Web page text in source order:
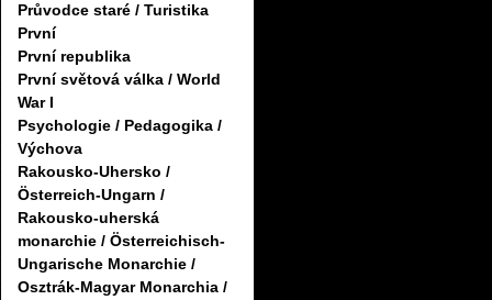
Průvodce staré / Turistika
První
První republika
První světová válka / World
War I
Psychologie / Pedagogika /
Výchova
Rakousko-Uhersko /
Österreich-Ungarn /
Rakousko-uherská
monarchie / Österreichisch-
Ungarische Monarchie /
Osztrák-Magyar Monarchia /